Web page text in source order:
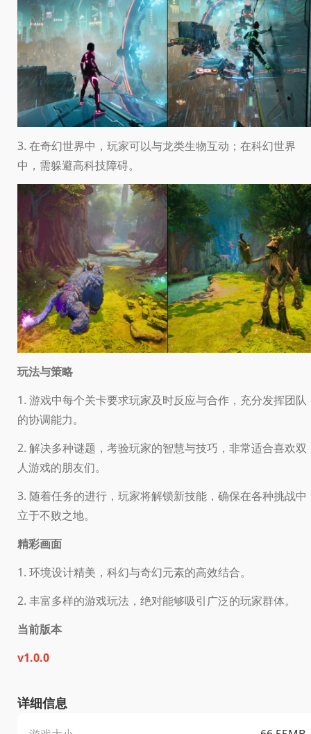
3. 在奇幻世界中，玩家可以与龙类生物互动；在科幻世界
中，需躲避高科技障碍。
玩法与策略
1. 游戏中每个关卡要求玩家及时反应与合作，充分发挥团队
的协调能力。
2. 解决多种谜题，考验玩家的智慧与技巧，非常适合喜欢双
人游戏的朋友们。
3. 随着任务的进行，玩家将解锁新技能，确保在各种挑战中
立于不败之地。
精彩画面
1. 环境设计精美，科幻与奇幻元素的高效结合。
2. 丰富多样的游戏玩法，绝对能够吸引广泛的玩家群体。
当前版本
v1.0.0
详细信息